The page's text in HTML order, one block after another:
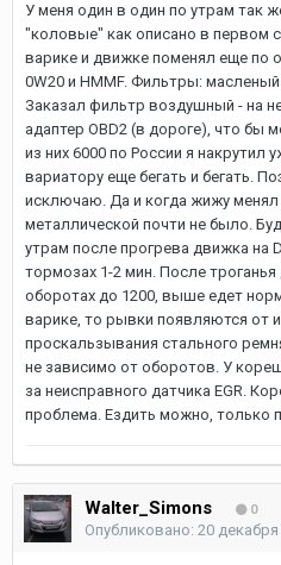
У меня один в один по утрам так
"коловые" как описано в первом
варике и движке поменял еще по
0W20 и HMMF. Фильтры:
Заказал фильтр воздушный - на
адаптер OBD2 (в дороге), что бы
из них 6000 по России я накрутил
вариатору еще бегать и бегать.
исключаю. Да и когда жижу менял
металлической почти не было.
утрам после прогрева движка на
тормозах 1-2 мин. После троганья
оборотах до 1200, выше едет
варике, то рывки появляются от
проскальзывания стального
не зависимо от оборотов. У
за неисправного датчика EGR.
проблема. Ездить можно, только
Walter_Simons 0
Опубликовано: 20 декабря